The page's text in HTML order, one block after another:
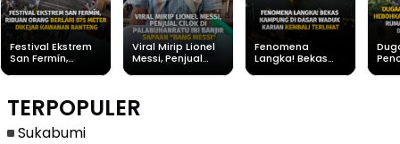
Festival Ekstrem
San Fermín,
Banteng
Viral Mirip Lionel
Messi, Penjual
"Bang Messi"
Fenomena
Langka! Bekas
TERPOPULER
Sukabumi